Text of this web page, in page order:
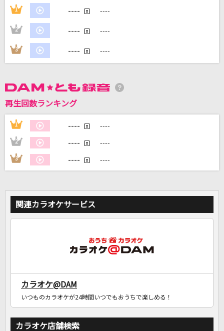
DAMの新曲・ランキングなど
DAMに会員登録・ログインして
カラオケをもっと楽しもう！
1 ---- 回 ----
2 ---- 回 ----
3 ---- 回 ----
再生回数ランキング
1 ---- 回 ----
2 ---- 回 ----
3 ---- 回 ----
関連カラオケサービス
カラオケ@DAM
いつものカラオケが24時間いつでもおうちで楽しめる！
カラオケ店舗検索